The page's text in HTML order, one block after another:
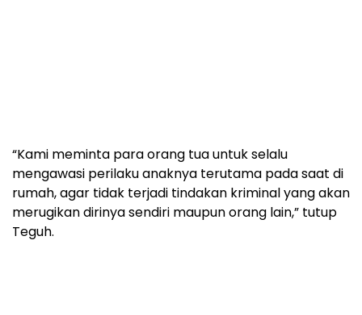
“Kami meminta para orang tua untuk selalu
mengawasi perilaku anaknya terutama pada saat di
rumah, agar tidak terjadi tindakan kriminal yang akan
merugikan dirinya sendiri maupun orang lain,” tutup
Teguh.